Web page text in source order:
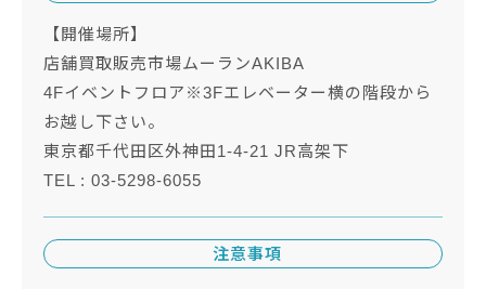
【開催場所】
店舗買取販売市場ムーランAKIBA
4Fイベントフロア※3Fエレベーター横の階段から
お越し下さい。
東京都千代田区外神田1-4-21 JR高架下
TEL : 03-5298-6055
注意事項